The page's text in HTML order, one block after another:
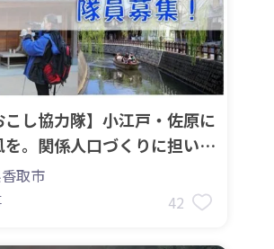
こし協力隊】小江戸・佐原に
を。関係人口づくりに担い手
取市
42